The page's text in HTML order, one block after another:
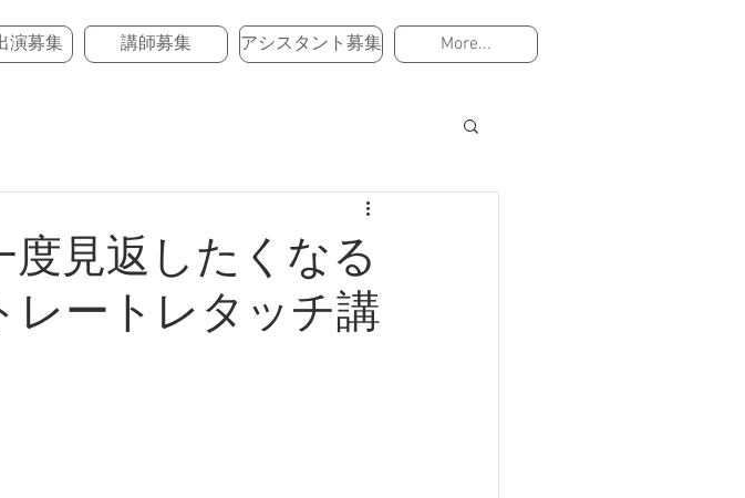
演募集 講師募集 アシスタント募集 More...
見返したくなる
レートレタッチ講